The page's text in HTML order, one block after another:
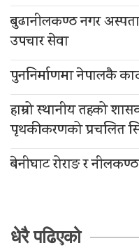
बुढानीलकण्ठ नगर
उपचार सेवा
पुननिर्माणमा नेपालकै
हाम्रो स्थानीय तहको
पृथकीकरणको प्रचलित
बेनीघाट रोराङ र
धेरै पढिएको